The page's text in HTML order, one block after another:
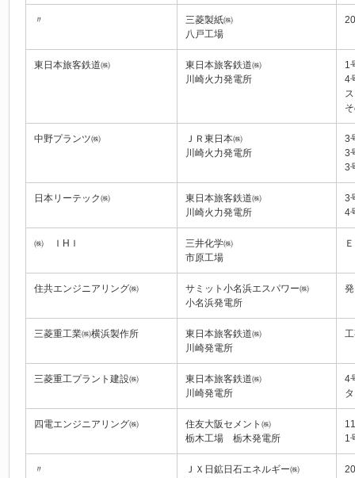
〃
三菱製紙㈱
八戸工場
東日本旅客鉄道㈱
東日本旅客鉄道㈱
川崎火力発電所
1
4
中野プランツ㈱
ＪＲ東日本㈱
川崎火力発電所
3
3
3
日本リーテック㈱
東日本旅客鉄道㈱
川崎火力発電所
3
4
㈱ ＩHＩ
三井化学㈱
市原工場
住共エンジニアリング㈱
サミット小名浜エスパワー㈱
小名浜発電所
三菱重工業㈱横浜製作所
東日本旅客鉄道㈱
川崎発電所
三菱重工プラント建設㈱
東日本旅客鉄道㈱
川崎発電所
4
四電エンジニアリング㈱
住友大阪セメント㈱
栃木工場 栃木発電所
1
〃
ＪＸ日鉱日石エネルギー㈱